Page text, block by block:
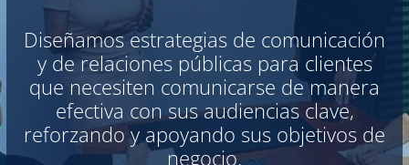
Diseñamos estrategias de comunicación
y de relaciones públicas para clientes
que necesiten comunicarse de manera
efectiva con sus audiencias clave,
reforzando y apoyando sus objetivos de
negocio.